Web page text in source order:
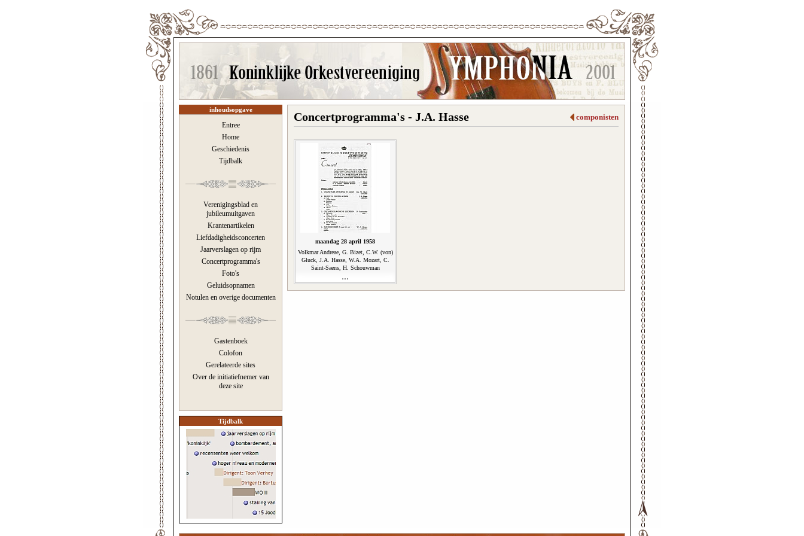
inhoudsopgave
Entree
Home
Geschiedenis
Tijdbalk
Verenigingsblad en
jubileumuitgaven
Krantenartikelen
Liefdadigheidsconcerten
Jaarverslagen op rijm
Concertprogramma's
Foto's
Geluidsopnamen
Notulen en overige documenten
Gastenboek
Colofon
Gerelateerde sites
Over de initiatiefnemer van
deze site
Tijdbalk
componisten
Concertprogramma's - J.A. Hasse
maandag 28 april 1958
Volkmar Andreae, G. Bizet, C.W. (von)
Gluck, J.A. Hasse, W.A. Mozart, C.
Saint-Saens, H. Schouwman